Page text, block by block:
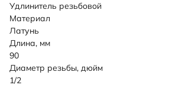
Удлинитель резьбовой
Материал
Латунь
Длина, мм
90
Диаметр резьбы, дюйм
1/2